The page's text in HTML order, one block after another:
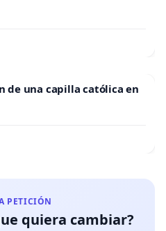
de una capilla católica en
PETICIÓN
quiera cambiar?